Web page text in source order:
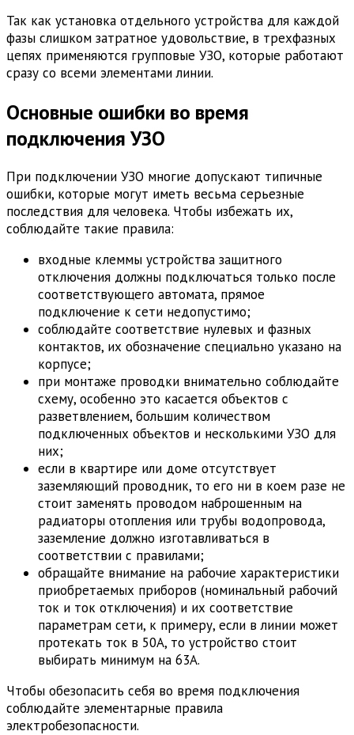
Так как установка отдельного устройства для каждой
фазы слишком затратное удовольствие, в трехфазных
цепях применяются групповые УЗО, которые работают
сразу со всеми элементами линии.
Основные ошибки во время
подключения УЗО
При подключении УЗО многие допускают типичные
ошибки, которые могут иметь весьма серьезные
последствия для человека. Чтобы избежать их,
соблюдайте такие правила:
входные клеммы устройства защитного
отключения должны подключаться только после
соответствующего автомата, прямое
подключение к сети недопустимо;
соблюдайте соответствие нулевых и фазных
контактов, их обозначение специально указано на
корпусе;
при монтаже проводки внимательно соблюдайте
схему, особенно это касается объектов с
разветвлением, большим количеством
подключенных объектов и несколькими УЗО для
них;
если в квартире или доме отсутствует
заземляющий проводник, то его ни в коем разе не
стоит заменять проводом наброшенным на
радиаторы отопления или трубы водопровода,
заземление должно изготавливаться в
соответствии с правилами;
обращайте внимание на рабочие характеристики
приобретаемых приборов (номинальный рабочий
ток и ток отключения) и их соответствие
параметрам сети, к примеру, если в линии может
протекать ток в 50А, то устройство стоит
выбирать минимум на 63А.
Чтобы обезопасить себя во время подключения
соблюдайте элементарные правила
электробезопасности.